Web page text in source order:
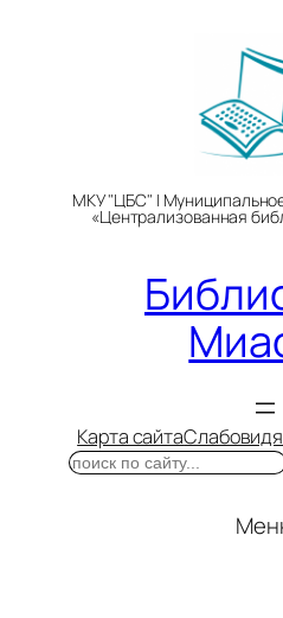
МКУ "ЦБС" |
«Централизованная
Карта сайта
Поиск